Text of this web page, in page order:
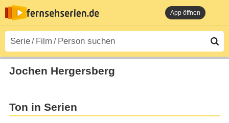
App öffnen
Jochen Hergersberg
Ton in Serien